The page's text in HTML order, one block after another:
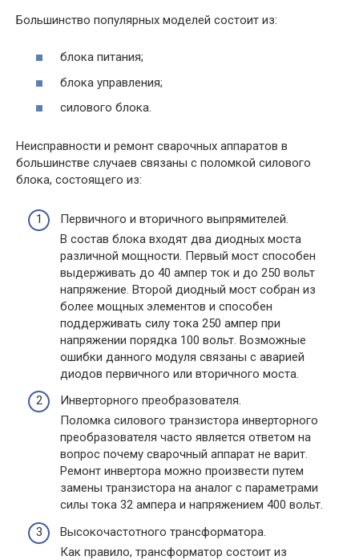
Большинство популярных моделей состоит из:
блока питания;
блока управления;
силового блока.
Неисправности и ремонт сварочных аппаратов в
большинстве случаев связаны с поломкой силового
блока, состоящего из:
Первичного и вторичного выпрямителей.
В состав блока входят два диодных моста
различной мощности. Первый мост способен
выдерживать до 40 ампер ток и до 250 вольт
напряжение. Второй диодный мост собран из
более мощных элементов и способен
поддерживать силу тока 250 ампер при
напряжении порядка 100 вольт. Возможные
ошибки данного модуля связаны с аварией
диодов первичного или вторичного моста.
Инверторного преобразователя.
Поломка силового транзистора инверторного
преобразователя часто является ответом на
вопрос почему сварочный аппарат не варит.
Ремонт инвертора можно произвести путем
замены транзистора на аналог с параметрами
силы тока 32 ампера и напряжением 400 вольт.
Высокочастотного трансформатора.
Как правило, трансформатор состоит из